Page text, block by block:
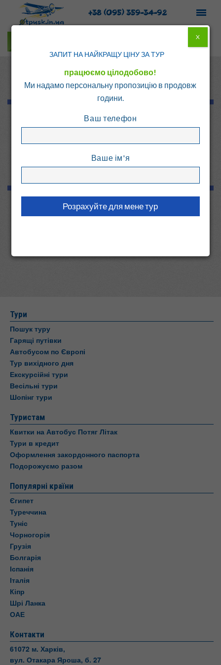
+38 (095) 359-34-92
ОФОРМЛЕНИЕ
ЗАГРАНПАСПОРТА В
ХАРЬКОВЕ
Тури
Пошук туру
Гарящі путівки
Автобусом по Європі
Тур вихідного дня
Екскурсійні тури
Весільні тури
Шопінг тури
Туристам
Квитки на Автобус Потяг Літак
Тури в кредит
Оформлення закордонного паспорта
Подорожуємо разом
Популярні країни
Єгипет
Туреччина
Туніс
Чорногорія
Грузія
Болгарія
Іспанія
Італія
Кіпр
Шрі Ланка
ОАЕ
Контакти
61072 м. Харків,
вул. Отакара Яроша, б. 27
ЗАПИТ НА НАЙКРАЩУ ЦІНУ ЗА ТУР
працюємо цілодобово!
Ми надамо персональну пропозицію в продовж
години.
Ваш телефон
Ваше ім'я
X